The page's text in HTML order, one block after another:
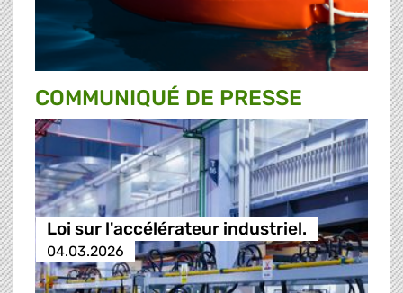
COMMUNIQUÉ DE PRESSE
Loi sur l'accélérateur industriel.
04.03.2026